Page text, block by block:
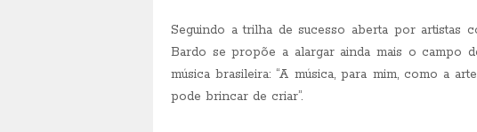
Seguindo a trilha de sucesso aberta por artistas
Bardo se propõe a alargar ainda mais o campo
música brasileira: “A música, para mim, como a
pode brincar de criar”.